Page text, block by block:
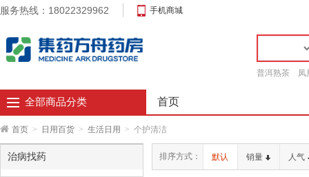
服务热线：18022329962 手机商城
普洱熟茶 凤
全部商品分类 首页
首页 > 日用百货 > 生活日用 > 个护清洁
治病找药 排序方式： 默认 销量 人气